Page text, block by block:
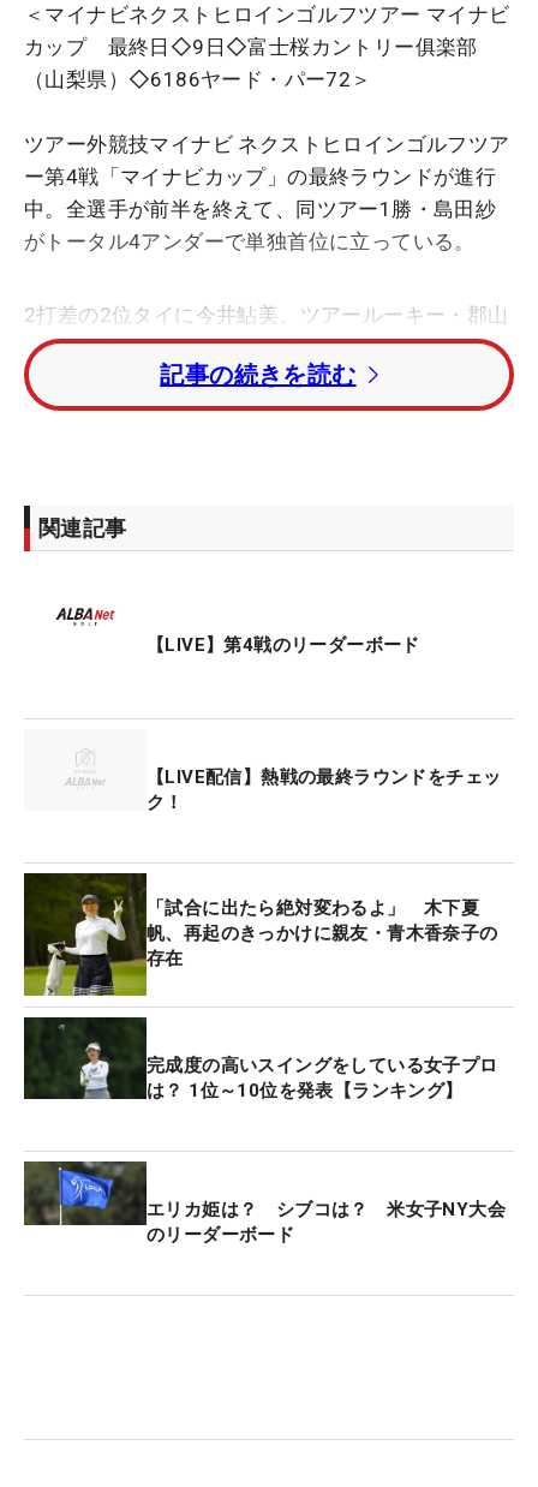
＜マイナビネクストヒロインゴルフツアー マイナビ
カップ 最終日◇9日◇富士桜カントリー俱楽部
（山梨県）◇6186ヤード・パー72＞
ツアー外競技マイナビ ネクストヒロインゴルフツア
ー第4戦「マイナビカップ」の最終ラウンドが進行
中。全選手が前半を終えて、同ツアー1勝・島田紗
がトータル4アンダーで単独首位に立っている。
2打差の2位タイに今井鮎美、ツアールーキー・郡山
瞳。3打差4位タイに早川夏未、ルーキー・園田結莉
亜、同じく今季から参戦している益田世梨、4打差7
位に元ナショナルチーム・飯島早織がつけている。
米女子オープン予選会（日本会場）を突破した池羽
陽向、山本彩乃、竹本梨奈らが並んでいる。
現役ナショナルチームでアマチュアの藤本愛菜はト
ータル2オーバー・14位タイ。新藤励、開幕戦Vの桑
※マイナビ ネクストヒロインゴルフツアー（共催：
株式会社マイナビ、株式会社ALBA、株式会社ALBA
の機会を提供して大きく羽ばたいてもらいたい」と
いう思いから2019年に開始。25年は16試合前後が
予定。出場選手はポイントランキング、前回大会成
績上位者、主催者推薦、マイナビQTランキング、フ
ァン投票などにより決められる。
記事の続きを読む
関連記事
【LIVE】第4戦のリーダーボード
【LIVE配信】熱戦の最終ラウンドをチェッ
ク！
「試合に出たら絶対変わるよ」 木下夏
帆、再起のきっかけに親友・青木香奈子の
存在
完成度の高いスイングをしている女子プロ
は？ 1位～10位を発表【ランキング】
エリカ姫は？ シブコは？ 米女子NY大会
のリーダーボード